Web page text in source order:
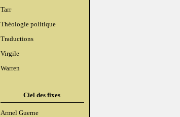
Tarr
Théologie politique
Traductions
Virgile
Warren
Ciel des fixes
Armel Guerne